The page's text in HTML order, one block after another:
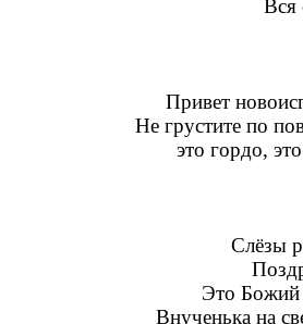
Вся
Привет
Не грустите по
это гордо,
Слёзы
Это Божий
Внученька на